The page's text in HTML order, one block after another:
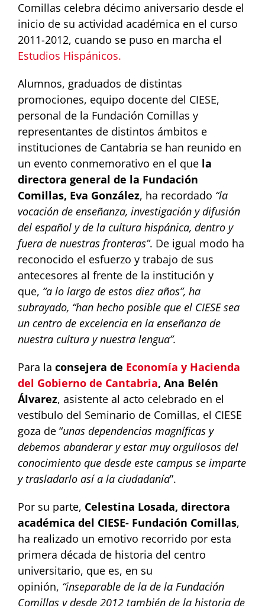
Comillas celebra décimo aniversario desde el
inicio de su actividad académica en el curso
2011-2012, cuando se puso en marcha el
Estudios Hispánicos.
Alumnos, graduados de distintas
promociones, equipo docente del CIESE,
personal de la Fundación Comillas y
representantes de distintos ámbitos e
instituciones de Cantabria se han reunido en
un evento conmemorativo en el que la
directora general de la Fundación
Comillas, Eva González, ha recordado “la
vocación de enseñanza, investigación y difusión
del español y de la cultura hispánica, dentro y
fuera de nuestras fronteras”. De igual modo ha
reconocido el esfuerzo y trabajo de sus
antecesores al frente de la institución y
que, “a lo largo de estos diez años”, ha
subrayado, “han hecho posible que el CIESE sea
un centro de excelencia en la enseñanza de
nuestra cultura y nuestra lengua”.
Para la consejera de Economía y Hacienda
del Gobierno de Cantabria, Ana Belén
Álvarez, asistente al acto celebrado en el
vestíbulo del Seminario de Comillas, el CIESE
goza de “unas dependencias magníficas y
debemos abanderar y estar muy orgullosos del
conocimiento que desde este campus se imparte
y trasladarlo así a la ciudadanía”.
Por su parte, Celestina Losada, directora
académica del CIESE- Fundación Comillas,
ha realizado un emotivo recorrido por esta
primera década de historia del centro
universitario, que es, en su
opinión, “inseparable de la de la Fundación
Comillas y desde 2012 también de la historia de